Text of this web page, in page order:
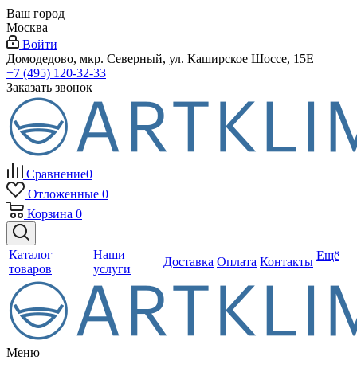
Ваш город
Москва
Войти
Домодедово, мкр. Северный, ул. Каширское Шоссе, 15Е
+7 (495) 120-32-33
Заказать звонок
Сравнение0
Отложенные 0
Корзина 0
Каталог
товаров
Наши
услуги
Доставка Оплата Контакты Ещё
Меню